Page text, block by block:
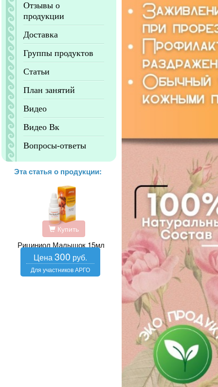
Отзывы о
продукции
Доставка
Группы продуктов
Статьи
План занятий
Видео
Видео Вк
Вопросы-ответы
Эта статья о продукции:
Купить
Рициниол Малышок 15мл
300